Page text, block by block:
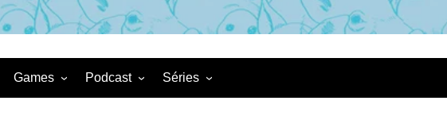
Games Podcast Séries